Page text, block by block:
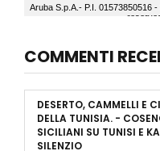
COMMENTI
DESERTO, CAMMELLI E
DELLA TUNISIA. -
SICILIANI SU TUNISI E
SILENZIO